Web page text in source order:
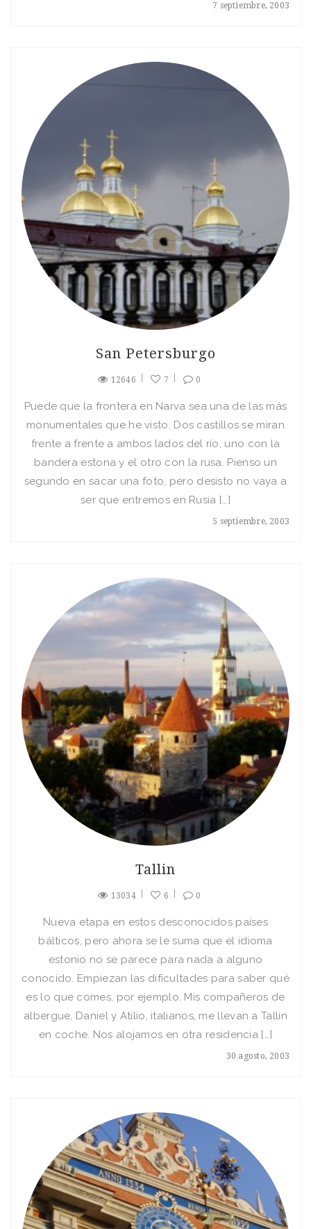
7 septiembre, 2003
San Petersburgo
12646 7 0
5 septiembre, 2003
Puede que la frontera en Narva sea una de las más
monumentales que he visto. Dos castillos se miran
frente a frente a ambos lados del rí­o, uno con la
bandera estona y el otro con la rusa. Pienso un
segundo en sacar una foto, pero desisto no vaya a
ser que entremos en Rusia […]
Tallin
13034 6 0
30 agosto, 2003
Nueva etapa en estos desconocidos paí­ses
bálticos, pero ahora se le suma que el idioma
estonio no se parece para nada a alguno
conocido. Empiezan las dificultades para saber qué
es lo que comes, por ejemplo. Mis compañeros de
albergue, Daniel y Atilio, italianos, me llevan a Tallin
en coche. Nos alojamos en otra residencia […]